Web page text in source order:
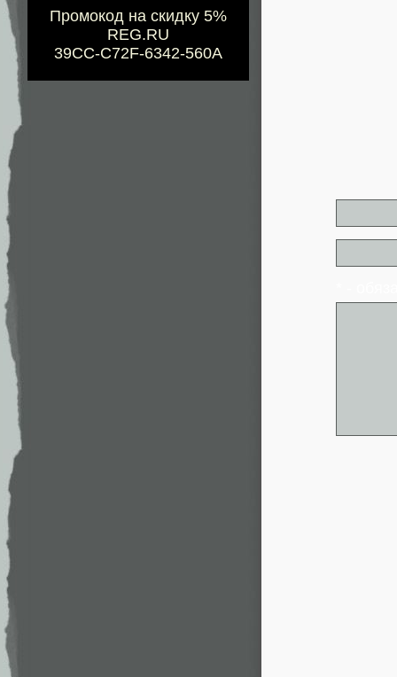
Промокод на скидку 5%
REG.RU
39CC-C72F-6342-560A